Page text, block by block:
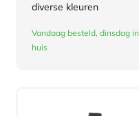
diverse kleuren
Vandaag besteld, dinsdag in
huis